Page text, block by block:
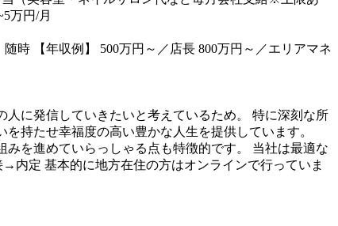
万円/月
時 【年収例】 500万円～／店長 800万円～／エリアマネ
に発信していきたいと考えているため。
特に深刻な所
持たせ幸福度の高い豊かな人生を提供しています。
を進めていらっしゃる点も特徴的です。
当社は最適な
→内定 基本的に地方在住の方はオンラインで行っていま